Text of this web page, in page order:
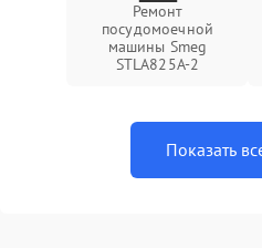
Ремонт
посудомоечной
машины Smeg
STLA825A-2
Показать